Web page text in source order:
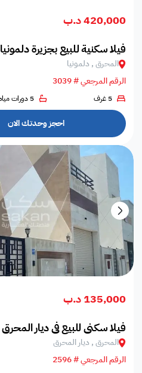
420,000 د.ب
فيلا سكنية للبيع بجزيرة دلمونيا
المحرق , دلمونيا
الرقم المرجعي # 3039
5 غرف 5 دورات مياه
احجز وحدتك الان
135,000 د.ب
فيلا سكني للبيع في ديار المحرق
المحرق , ديار المحرق
الرقم المرجعي # 2596